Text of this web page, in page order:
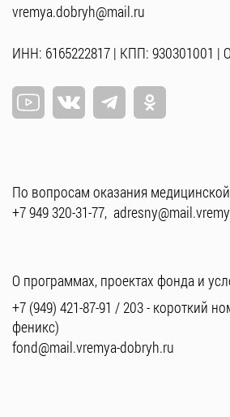
vremya.dobryh@mail.ru
ИНН: 6165222817 | КПП: 930301001 |
По вопросам оказания
+7 949 320-31-77,
О программах, проектах фонда и
+7 (949) 421-87-91 / 203- короткий
феникс)
fond@mail.vremya-dobryh.ru